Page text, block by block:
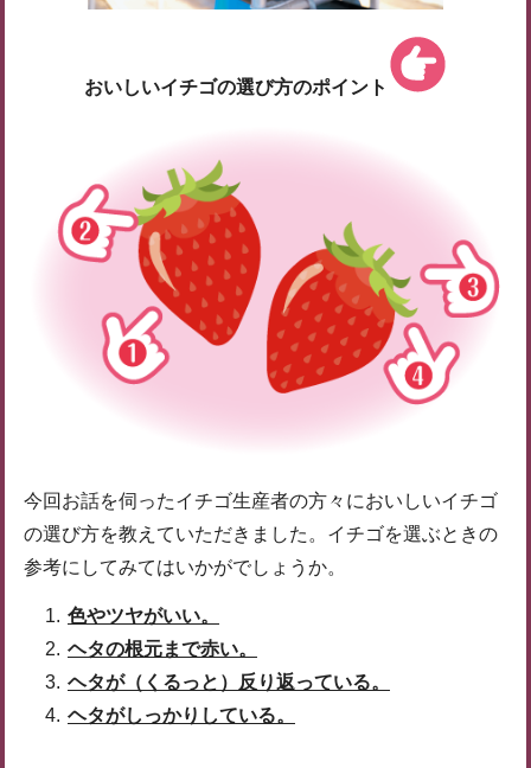
おいしいイチゴの選び方のポイント
今回お話を伺ったイチゴ生産者の方々においしいイチゴ
の選び方を教えていただきました。イチゴを選ぶときの
参考にしてみてはいかがでしょうか。
色やツヤがいい。
ヘタの根元まで赤い。
ヘタが（くるっと）反り返っている。
ヘタがしっかりしている。